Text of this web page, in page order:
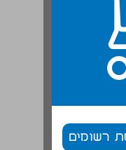
רשומים